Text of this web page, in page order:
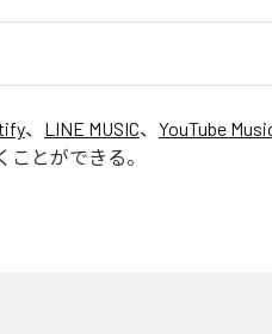
、 LINE MUSIC、 YouTube
とができる。